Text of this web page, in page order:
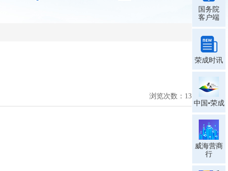
国务院
客户端
荣成时讯
中国•荣成
威海营商
行
浏览次数： 13